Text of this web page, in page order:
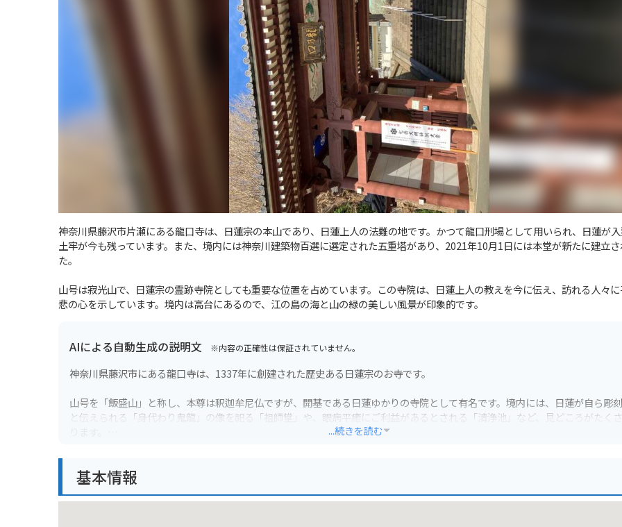
神奈川県藤沢市片瀬にある龍口寺は、日蓮宗の本山であり、日蓮上人の法難の地です。かつて龍口刑場として用いられ、日蓮が
土牢が今も残っています。また、境内には神奈川建築物百選に選定された五重塔があり、2021年10月1日には本堂が新たに建立
た。
山号は寂光山で、日蓮宗の霊跡寺院としても重要な位置を占めています。この寺院は、日蓮上人の教えを今に伝え、訪れる人々
悲の心を示しています。境内は高台にあるので、江の島の海と山の緑の美しい風景が印象的です。
AIによる自動生成の説明文 ※内容の正確性は保証されていません。
神奈川県藤沢市にある龍口寺は、1337年に創建された歴史ある日蓮宗のお寺です。
山号を「飯盛山」と称し、本尊は釈迦牟尼仏ですが、開基である日蓮ゆかりの寺院として有名です。境内には、日蓮が自ら彫
と伝えられる「身代わり鬼龍」の像を祀る「祖師堂」や、眼病平癒にご利益があるとされる「清浄池」など、見どころがたく
れる場合は、境内には駐車場も完備されているので安心です。
龍口寺周辺には、江ノ島や鎌倉など、観光スポットも点在しているので、合わせて訪れてみてはいかがでしょうか。
...続きを読む
基本情報